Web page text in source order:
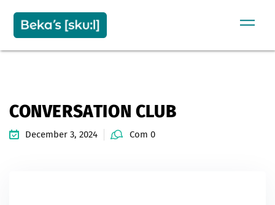
CONVERSATION CLUB
December 3, 2024 Com 0
Sign in